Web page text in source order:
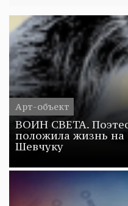
Арт-объект
ВОИН СВЕТА.
положила жизнь на
Шевчуку